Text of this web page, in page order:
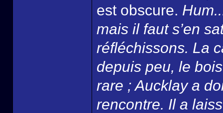
est obscure.
mais il faut s’en
réfléchissons. La
depuis peu, le
rare ; Aucklay a
rencontre. Il a